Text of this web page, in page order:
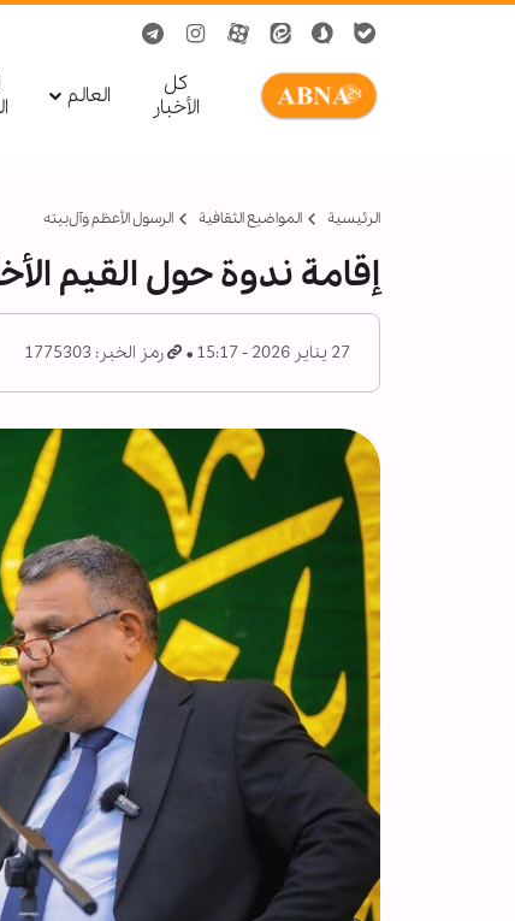
کل
الأخبار
العالم
الرئيسية المواضیع الثقافية الرسول الأعظم وآل‌بیته
إقامة ندوة حول القيم
27 يناير 2026 - 15:17 رمز الخبر: 1775303